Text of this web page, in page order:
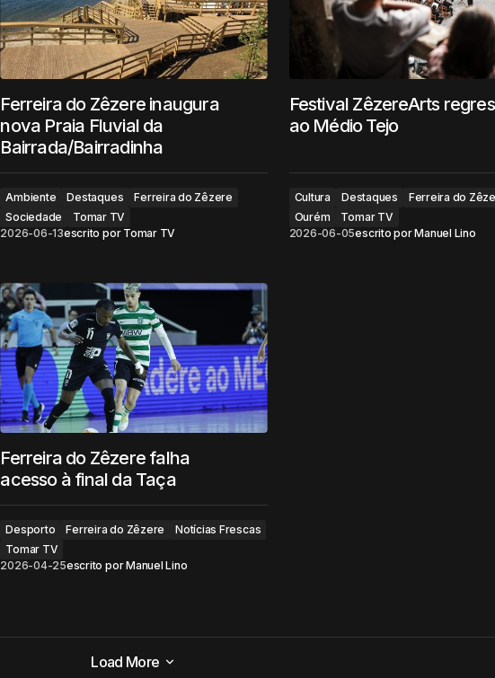
Ferreira do Zêzere inaugura
nova Praia Fluvial da
Bairrada/Bairradinha
Ambiente Destaques
Ferreira do Zêzere
Sociedade
Tomar TV
2026-06-13escrito por Tomar TV
Festival ZêzereArts
ao Médio Tejo
Cultura Destaques
Ferreira do
Ourém
Tomar TV
2026-06-05escrito porManuel Lino
Ferreira do Zêzere falha
acesso à final da Taça
Desporto Ferreira do Zêzere
Notícias Frescas
Tomar TV
2026-04-25escrito porManuel Lino
Load More